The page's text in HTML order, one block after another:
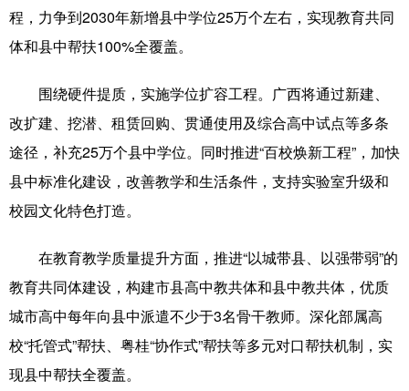
科技 科普 体育 文化
健康 军事
图片 中央文件 金融 汽车
食品 人居 信息化 乡村振兴
溯源中国 城市 旅游 能源
会展
悦读 公益 书画 一带一路
亚太网 上市公司 文化产业
地方频道
程，力争到2030年新增县中学位25万个左右，实现教育共同
体和县中帮扶100%全覆盖。
围绕硬件提质，实施学位扩容工程。广西将通过新建、
改扩建、挖潜、租赁回购、贯通使用及综合高中试点等多条
途径，补充25万个县中学位。同时推进“百校焕新工程”，加快
县中标准化建设，改善教学和生活条件，支持实验室升级和
校园文化特色打造。
在教育教学质量提升方面，推进“以城带县、以强带弱”的
教育共同体建设，构建市县高中教共体和县中教共体，优质
城市高中每年向县中派遣不少于3名骨干教师。深化部属高
校“托管式”帮扶、粤桂“协作式”帮扶等多元对口帮扶机制，实
现县中帮扶全覆盖。